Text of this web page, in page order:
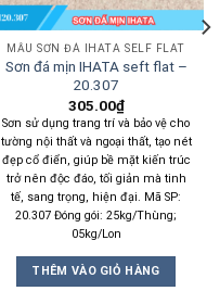
MẪU SƠN ĐÁ IHATA SELF FLAT
Sơn đá mịn IHATA seft flat –
20.307
305.00₫
Sơn sử dụng trang trí và bảo vệ cho
tường nội thất và ngoại thất, tạo nét
đẹp cổ điển, giúp bề mặt kiến trúc
trở nên độc đáo, tối giản mà tinh
tế, sang trọng, hiện đại. Mã SP:
20.307 Đóng gói: 25kg/Thùng;
05kg/Lon
THÊM VÀO GIỎ HÀNG